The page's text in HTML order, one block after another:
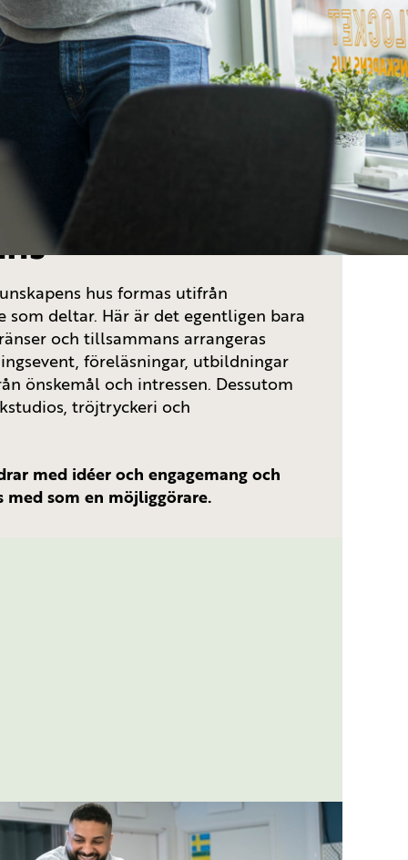
hus formas utifrån
som deltar. Här är det egentligen bara
och tillsammans arrangeras
föreläsningar, utbildningar
önskemål och intressen. Dessutom
tröjtryckeri och
med idéer och engagemang och
med som en möjliggörare.